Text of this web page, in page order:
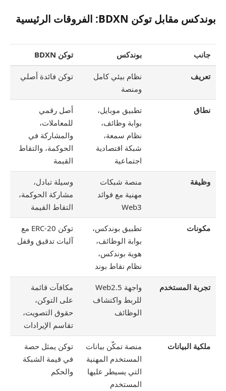
بوندكس مقابل توكن BDXN: الفروقات الرئيسية
جانب بوندكس توكن BDXN
تعريف
نظام بيئي كامل
ومنصة
توكن فائدة أصلي
نطاق
تطبيق موبايل،
بوابة وظائف،
نظام سمعة،
شبكة اقتصادية
اجتماعية
أصل رقمي
للمعاملات،
والمشاركة في
الحوكمة، والتقاط
القيمة
وظيفة
منصة شبكات
مهنية مع فوائد
Web3
وسيلة تبادل،
مشاركة الحوكمة،
التقاط القيمة
مكونات
تطبيق بوندكس،
بوابة الوظائف،
هوية بوندكس،
نظام نقاط بوند
توكن ERC-20 مع
آليات تدقيق وقفل
تجربة المستخدم
واجهة Web2.5
للربط واكتشاف
الوظائف
مكافآت قائمة
على التوكن،
حقوق التصويت،
تقاسم الإيرادات
ملكية البيانات
منصة تمكّن بيانات
المستخدم المهنية
التي يسيطر عليها
المستخدم
توكن يمثل حصة
في قيمة الشبكة
والحكم